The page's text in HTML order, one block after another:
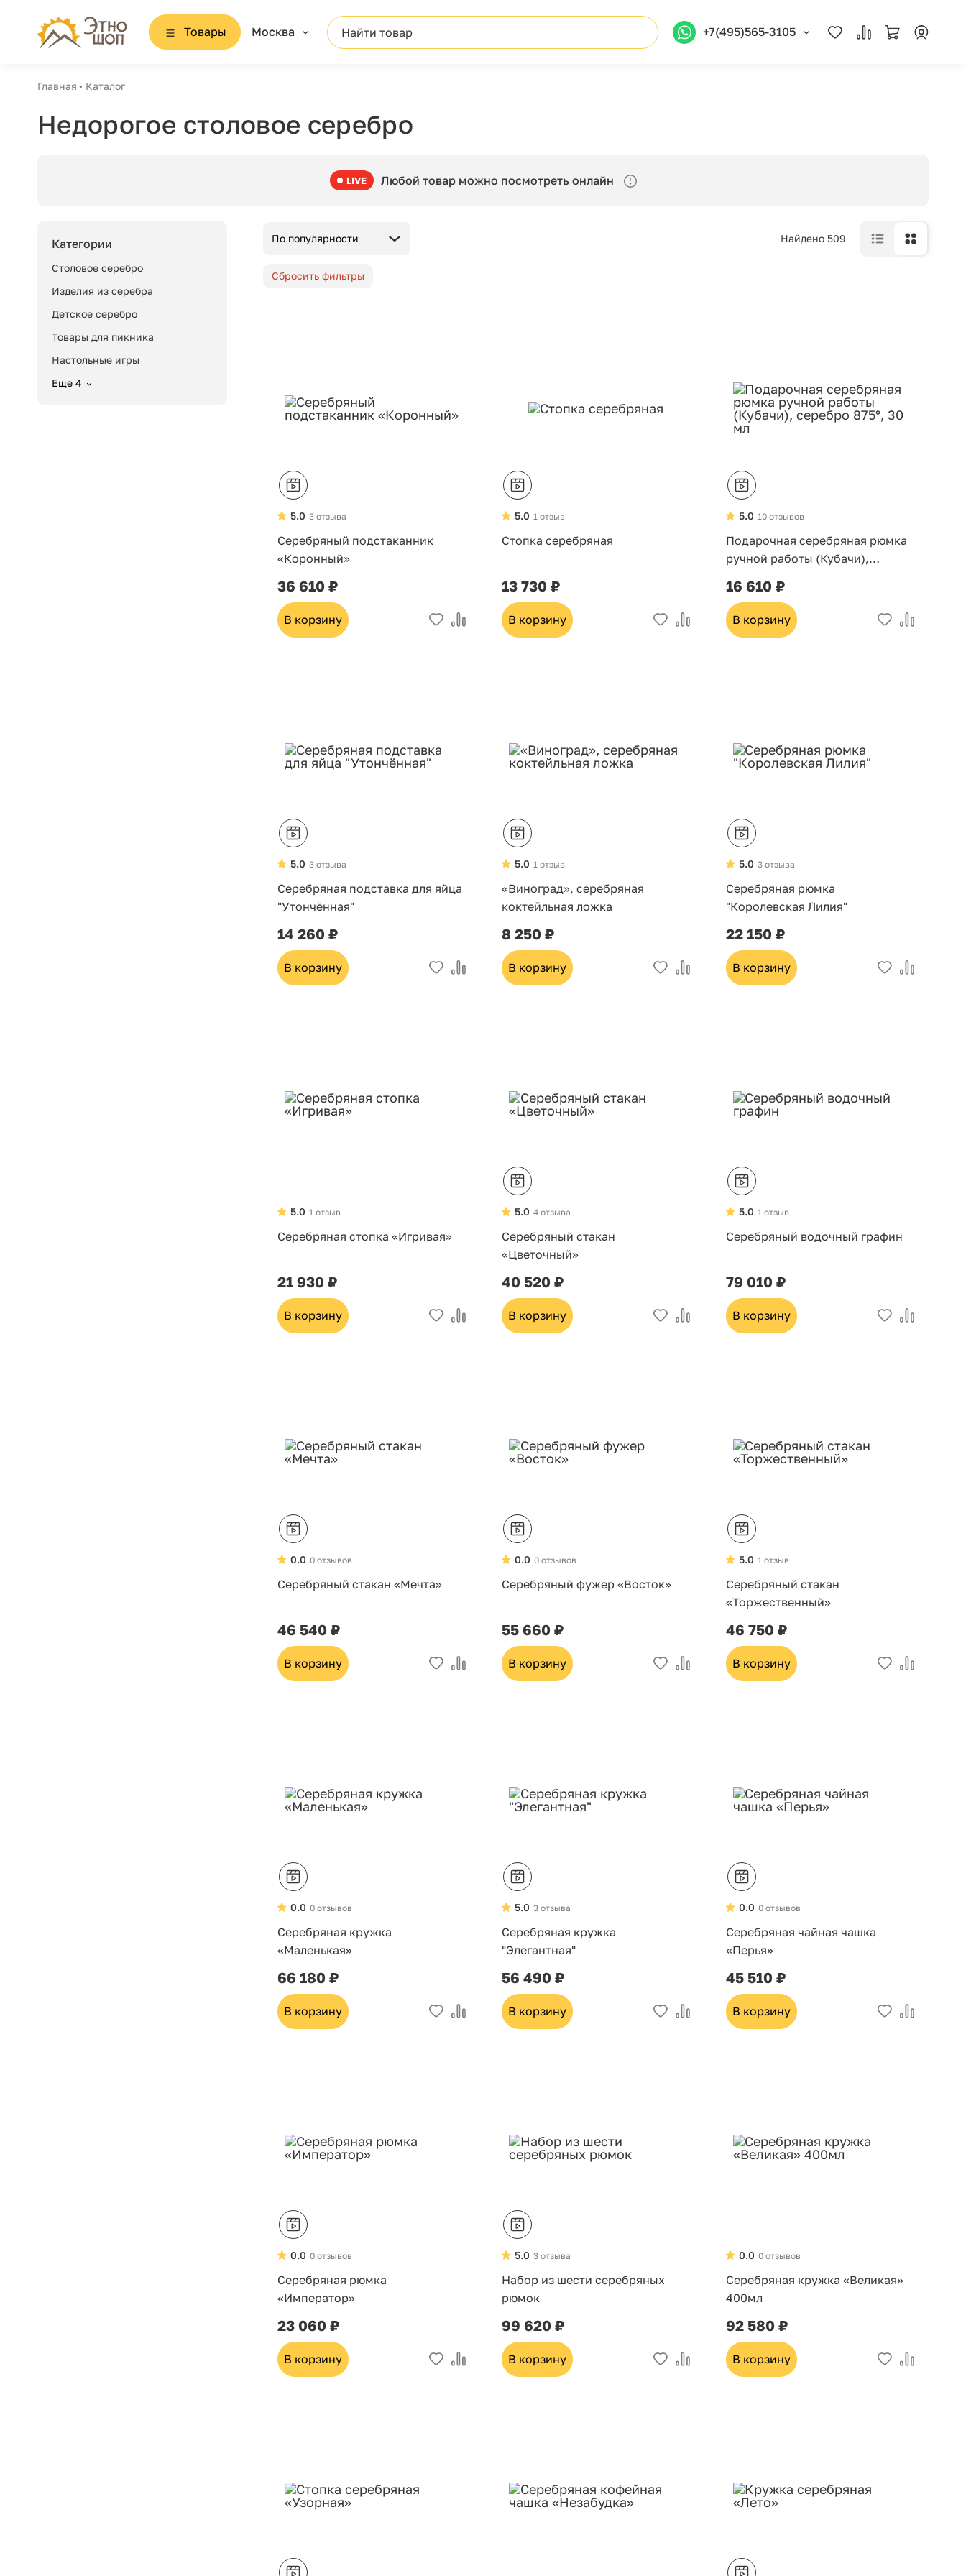
Товары Москва Найти товар +7(495)565-3105
Главная Каталог
Недорогое столовое серебро
LIVE Любой товар можно посмотреть онлайн
Категории
Столовое серебро
Изделия из серебра
Детское серебро
Товары для пикника
Настольные игры
Еще 4
По популярности Найдено 509
Сбросить фильтры
3 отзыва
5.0
Серебряный подстаканник
«Коронный»
36 610 ₽
В корзину
1 отзыв
5.0
Стопка серебряная
13 730 ₽
В корзину
10 отзывов
5.0
Подарочная серебряная рюмка
ручной работы (Кубачи),
16 610 ₽
В корзину
3 отзыва
5.0
Серебряная подставка для яйца
"Утончённая"
14 260 ₽
В корзину
1 отзыв
5.0
«Виноград», серебряная
коктейльная ложка
8 250 ₽
В корзину
3 отзыва
5.0
Серебряная рюмка
"Королевская Лилия"
22 150 ₽
В корзину
1 отзыв
5.0
Серебряная стопка «Игривая»
21 930 ₽
В корзину
4 отзыва
5.0
Серебряный стакан
«Цветочный»
40 520 ₽
В корзину
1 отзыв
5.0
Серебряный водочный графин
79 010 ₽
В корзину
0 отзывов
0.0
Серебряный стакан «Мечта»
46 540 ₽
В корзину
0 отзывов
0.0
Серебряный фужер «Восток»
55 660 ₽
В корзину
1 отзыв
5.0
Серебряный стакан
«Торжественный»
46 750 ₽
В корзину
0 отзывов
0.0
Серебряная кружка
«Маленькая»
66 180 ₽
В корзину
3 отзыва
5.0
Серебряная кружка
"Элегантная"
56 490 ₽
В корзину
0 отзывов
0.0
Серебряная чайная чашка
«Перья»
45 510 ₽
В корзину
0 отзывов
0.0
Серебряная рюмка
«Император»
23 060 ₽
В корзину
3 отзыва
5.0
Набор из шести серебряных
рюмок
99 620 ₽
В корзину
0 отзывов
0.0
Серебряная кружка «Великая»
400мл
92 580 ₽
В корзину